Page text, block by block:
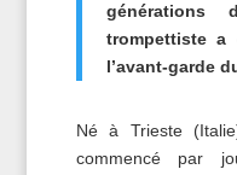
générations
trompettiste
l’avant-garde
Né à Trieste
commencé par